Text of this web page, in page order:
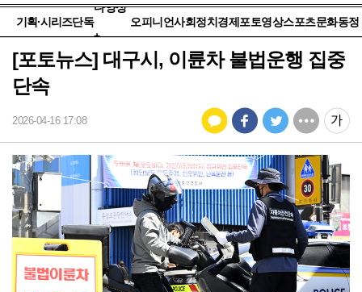
기획·시리즈단독
다양성
+
오피니언사회정치 경제 포토영상스포츠문화동정
[포토뉴스] 대구시, 이륜차 불법운행 집중
단속
2026-04-16 17:08